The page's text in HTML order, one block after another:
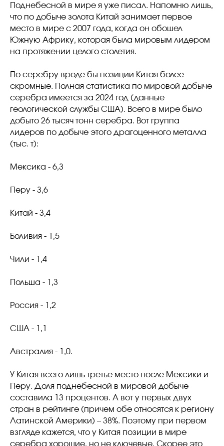
Поднебесной в мире я уже писал. Напомню лишь,
что по добыче золота Китай занимает первое
место в мире с 2007 года, когда он обошел
Южную Африку, которая была мировым лидером
на протяжении целого столетия.
По серебру вроде бы позиции Китая более
скромные. Полная статистика по мировой добыче
серебра имеется за 2024 год (данные
геологической службы США). Всего в мире было
добыто 26 тысяч тонн серебра. Вот группа
лидеров по добыче этого драгоценного металла
(тыс. т):
Мексика - 6,3
Перу - 3,6
Китай - 3,4
Боливия - 1,5
Чили - 1,4
Польша - 1,3
Россия - 1,2
США - 1,1
Австралия - 1,0.
У Китая всего лишь третье место после Мексики и
Перу. Доля поднебесной в мировой добыче
составила 13 процентов. А вот у первых двух
стран в рейтинге (причем обе относятся к региону
Латинской Америки) – 38%. Поэтому при первом
взгляде кажется, что у Китая позиции в мире
серебра хорошие, но не ключевые. Скорее это